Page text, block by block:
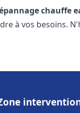
chauffe
à vos besoins.